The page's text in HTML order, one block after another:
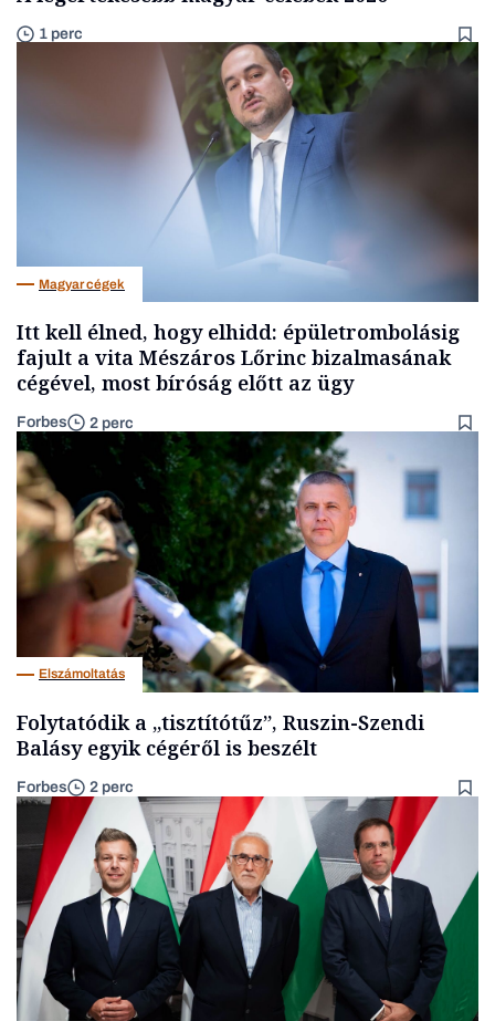
1 perc
Magyar cégek
Itt kell élned, hogy elhidd: épületrombolásig
fajult a vita Mészáros Lőrinc bizalmasának
cégével, most bíróság előtt az ügy
Forbes 2 perc
Elszámoltatás
Folytatódik a „tisztítótűz”, Ruszin-Szendi
Balásy egyik cégéről is beszélt
Forbes 2 perc